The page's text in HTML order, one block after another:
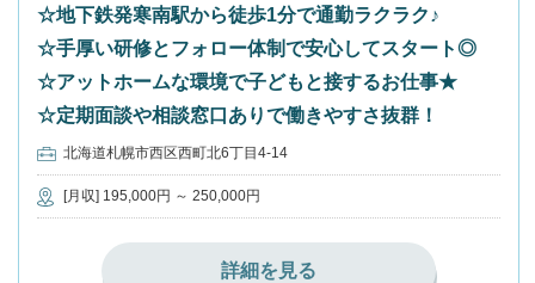
☆地下鉄発寒南駅から徒歩1分で通勤ラクラク♪
☆手厚い研修とフォロー体制で安心してスタート◎
☆アットホームな環境で子どもと接するお仕事★
☆定期面談や相談窓口ありで働きやすさ抜群！
北海道札幌市西区西町北6丁目4-14
[月収] 195,000円 ～ 250,000円
詳細を見る